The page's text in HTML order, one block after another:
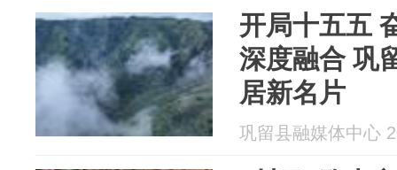
开局十五五
深度融合 巩
居新名片
巩留县融媒体中心